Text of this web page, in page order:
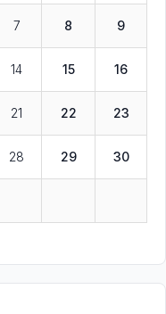
7 8 9
14 15 16
21 22 23
28 29 30